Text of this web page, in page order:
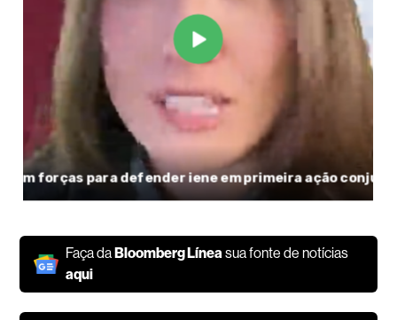
Faça daBloomberg Líneasua fonte de notícias
aqui